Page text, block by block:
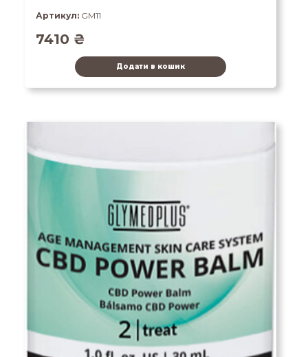
Артикул: GM11
7410 ₴
Додати в кошик